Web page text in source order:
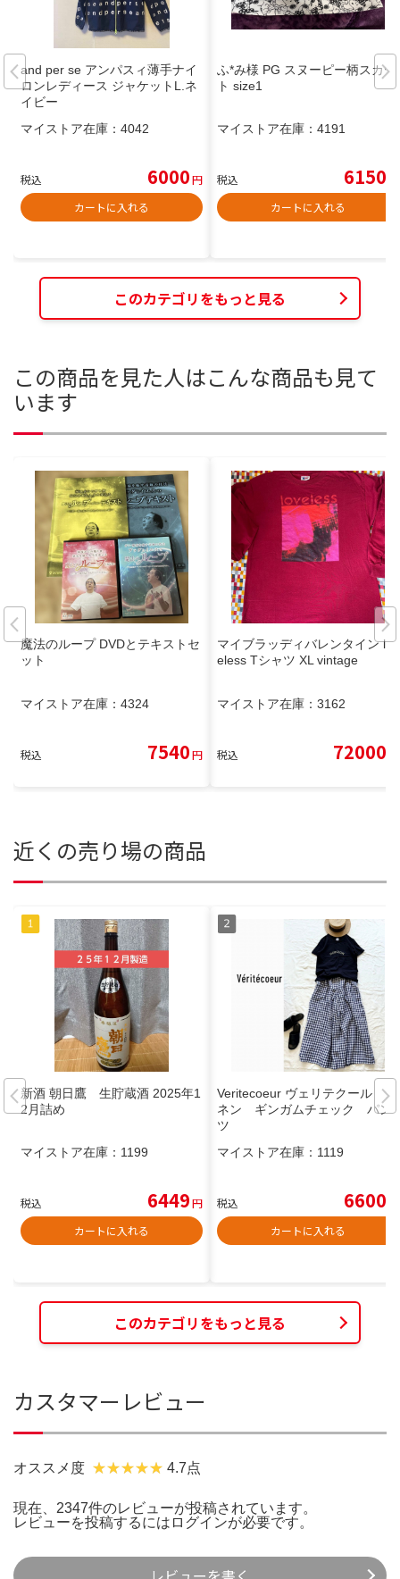
and per se アンパスィ薄手ナイ
ロンレディース ジャケットL.ネ
イビー
マイストア在庫： 4042
税込 6000円
カートに入れる
ふ*み様 PG スヌーピー柄スカー
ト size1
マイストア在庫： 4191
税込 6150
カートに入れる
このカテゴリをもっと見る
この商品を見た人はこんな商品も見て
います
魔法のループ DVDとテキストセ
ット
マイストア在庫： 4324
税込 7540円
マイブラッディバレンタイン lov
eless Tシャツ XL vintage
マイストア在庫： 3162
税込 72000
近くの売り場の商品
新酒 朝日鷹 生貯蔵酒 2025年1
2月詰め
マイストア在庫： 1199
税込 6449円
カートに入れる
Veritecoeur ヴェリテクール リ
ネン ギンガムチェック パン
ツ
マイストア在庫： 1119
税込 6600
カートに入れる
このカテゴリをもっと見る
カスタマーレビュー
オススメ度 4.7点
現在、2347件のレビューが投稿されています。
レビューを投稿するには ログインが必要です。